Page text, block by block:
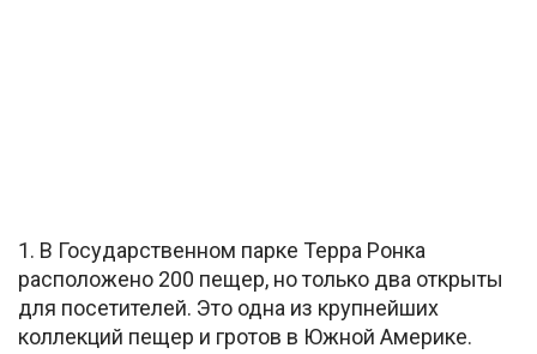
1. В Государственном парке Терра Ронка
расположено 200 пещер, но только два открыты
для посетителей. Это одна из крупнейших
коллекций пещер и гротов в Южной Америке.